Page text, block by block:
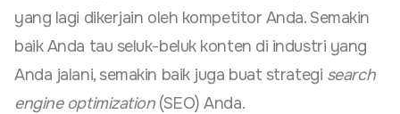
yang lagi dikerjain oleh kompetitor Anda. Semakin
baik Anda tau seluk-beluk konten di industri yang
Anda jalani, semakin baik juga buat strategi search
engine optimization(SEO) Anda.